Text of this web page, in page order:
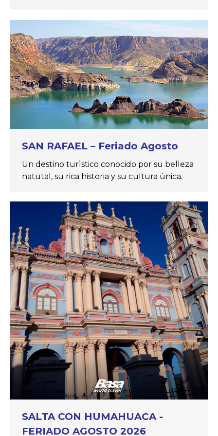
SAN RAFAEL – Feriado Agosto
Un destino turìstico conocido por su belleza
natutal, su rica historia y su cultura ùnica.
SALTA CON HUMAHUACA -
FERIADO AGOSTO 2026